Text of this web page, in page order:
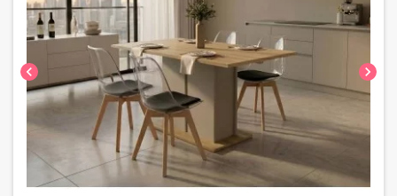
chevron_left chevron_right